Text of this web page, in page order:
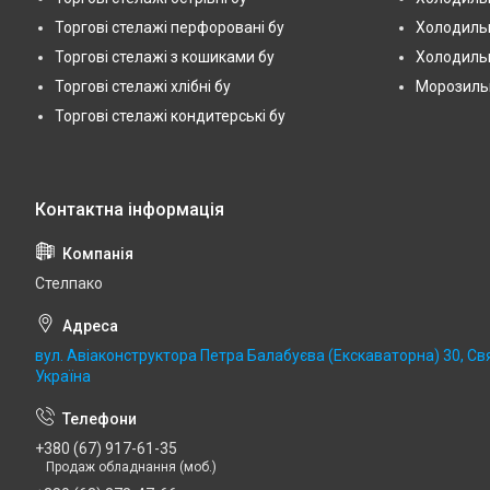
Торгові стелажі перфоровані бу
Торгові стелажі з кошиками бу
Торгові стелажі хлібні бу
Торгові стелажі кондитерські бу
Стелпако
вул. Авіаконструктора Петра Балабуєва (Екскаваторна) 30,
Україна
+380 (67) 917-61-35
Продаж обладнання (моб.)